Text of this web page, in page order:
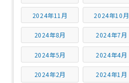
2024年11月 2024年10月
2024年8月 2024年7月
2024年5月 2024年4月
2024年2月 2024年1月